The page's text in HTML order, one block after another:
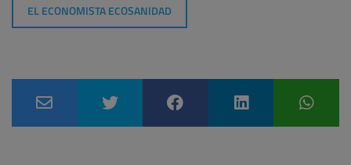
EL ECONOMISTA ECOSANIDAD